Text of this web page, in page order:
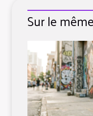
Sur le